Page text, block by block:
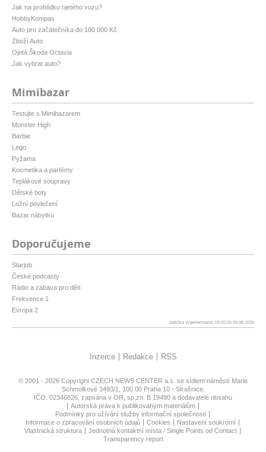
Jak na prohlídku ojetého vozu?
HobbyKompas
Auto pro začátečníka do 100 000 Kč
Zboží Auto
Ojetá Škoda Octavia
Jak vybrat auto?
Mimibazar
Testujte s Mimibazarem
Monster High
Barbie
Lego
Pyžama
Kosmetika a parfémy
Teplákové soupravy
Dětské boty
Ložní povlečení
Bazar nábytku
Doporučujeme
Starjob
České podcasty
Rádio a zábava pro děti
Frekvence 1
Evropa 2
patička vygenerovaná: 03:20:26 09.08.2026
Inzerce Redakce RSS
© 2001 - 2026 Copyright CZECH NEWS CENTER a.s. se sídlem náměstí Marie
Schmolkové 3493/1, 100 00 Praha 10 - Strašnice,
IČO: 02346826, zapsána v OR, sp.zn. B 19490 a dodavatelé obsahu
Autorská práva k publikovaným materiálům
Podmínky pro užívání služby informační společnosti
Informace o zpracování osobních údajů
Cookies
Nastavení soukromí
Vlastnická struktura
Jednotná kontaktní místa / Single Points od Contact
Transparency report